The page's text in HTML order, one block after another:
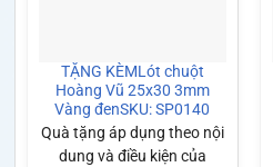
TẶNG KÈMLót chuột
Hoàng Vũ 25x30 3mm
Vàng đenSKU: SP0140
Quà tặng áp dụng theo nội
dung và điều kiện của